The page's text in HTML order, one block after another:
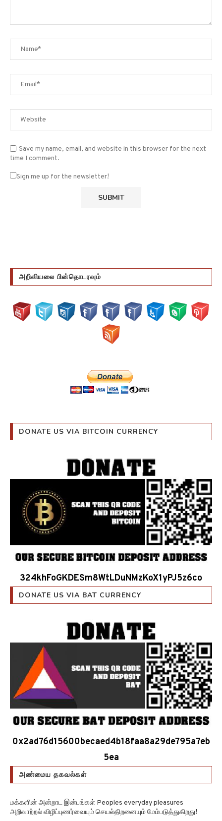
Save my name, email, and website in this browser for the next
time I comment.
Sign me up for the newsletter!
அறிவியலை பின்தொடரவும்
DONATE US VIA BITCOIN CURRENCY
324khFoGKDESm8WtLDuNMzKoX1yPJ5z6co
DONATE US VIA BAT CURRENCY
0x2ad76d15600becaed4b18faa8a29de795a7eb
5ea
அண்மைய தகவல்கள்
மக்களின் அன்றாட இன்பங்கள் Peoples everyday pleasures
அறிவாற்றல் விழிப்புணர்வையும் செயல்திறனையும் மேம்படுத்துகிறது!